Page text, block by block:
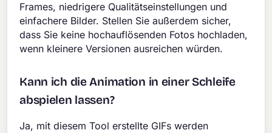
Frames, niedrigere Qualitätseinstellungen und
einfachere Bilder. Stellen Sie außerdem sicher,
dass Sie keine hochauflösenden Fotos hochladen,
wenn kleinere Versionen ausreichen würden.
Kann ich die Animation in einer Schleife
abspielen lassen?
Ja, mit diesem Tool erstellte GIFs werden